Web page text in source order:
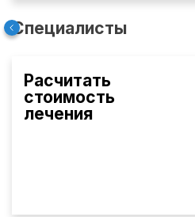
Специалисты
Расчитать
стоимость
лечения